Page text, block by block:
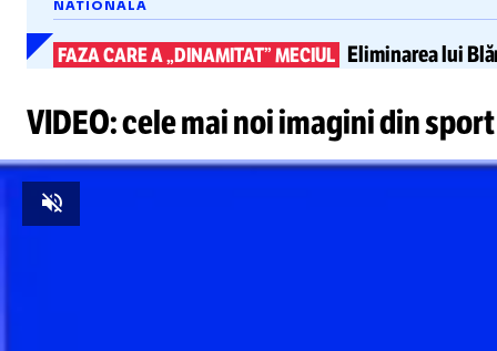
NATIONALA
FAZA CARE A „DINAMITAT” MECIUL Eliminarea lui
VIDEO: cele mai noi imagini din sport
Unmute